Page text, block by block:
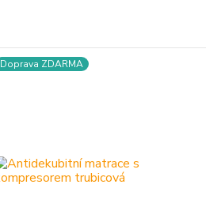
Doprava ZDARMA